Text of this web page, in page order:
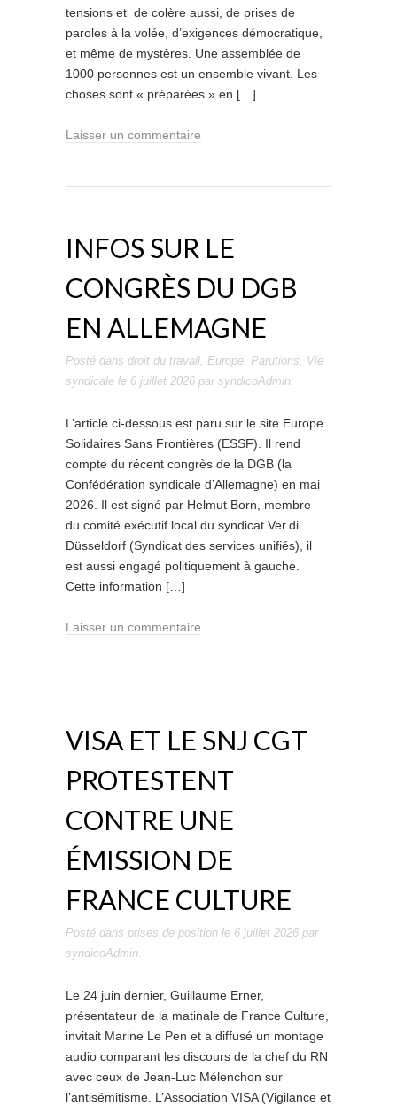
tensions et de colère aussi, de prises de
paroles à la volée, d’exigences démocratique,
et même de mystères. Une assemblée de
1000 personnes est un ensemble vivant. Les
choses sont « préparées » en […]
Laisser un commentaire
INFOS SUR LE
CONGRÈS DU DGB
EN ALLEMAGNE
Posté dans droit du travail, Europe, Parutions, Vie
syndicale le 6 juillet 2026 par syndicoAdmin.
L’article ci-dessous est paru sur le site Europe
Solidaires Sans Frontières (ESSF). Il rend
compte du récent congrès de la DGB (la
Confédération syndicale d’Allemagne) en mai
2026. Il est signé par Helmut Born, membre
du comité exécutif local du syndicat Ver.di
Düsseldorf (Syndicat des services unifiés), il
est aussi engagé politiquement à gauche.
Cette information […]
Laisser un commentaire
VISA ET LE SNJ CGT
PROTESTENT
CONTRE UNE
ÉMISSION DE
FRANCE CULTURE
Posté dans prises de position le 6 juillet 2026 par
syndicoAdmin.
Le 24 juin dernier, Guillaume Erner,
présentateur de la matinale de France Culture,
invitait Marine Le Pen et a diffusé un montage
audio comparant les discours de la chef du RN
avec ceux de Jean-Luc Mélenchon sur
l’antisémitisme. L’Association VISA (Vigilance et